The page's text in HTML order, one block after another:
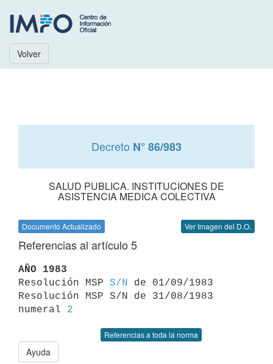
Volver
Decreto N° 86/983
SALUD PUBLICA. INSTITUCIONES DE
ASISTENCIA MEDICA COLECTIVA
Documento Actualizado Ver Imagen del D.O.
Referencias al artículo 5
AÑO 1983
Resolución MSP S/N
de 01/09/1983
Resolución MSP S/N de 31/08/1983
numeral 2
Referencias a toda la norma
Ayuda